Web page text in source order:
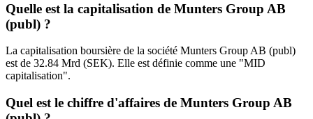
Quelle est la capitalisation de Munters Group AB
(publ) ?
La capitalisation boursière de la société Munters Group AB (publ)
est de 32.84 Mrd (SEK). Elle est définie comme une "MID
capitalisation".
Quel est le chiffre d'affaires de Munters Group AB